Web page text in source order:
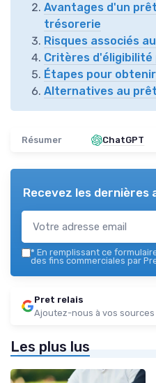
Avantages d'un
trésorerie
Risques associés
Critères d'éligibilité
Étapes pour
Alternatives au
Résumer ChatGPT
Recevez les dernières
* En remplissant ce
des fins commerciales par
Pret relais
Ajoutez-nous à vos
Les plus lus